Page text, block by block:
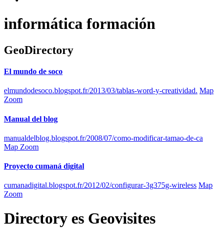
informática formación
GeoDirectory
El mundo de soco
elmundodesoco.blogspot.fr/2013/03/tablas-word-y-creatividad. Map
Zoom
Manual del blog
manualdelblog.blogspot.fr/2008/07/como-modificar-tamao-de-ca
Map Zoom
Proyecto cumaná digital
cumanadigital.blogspot.fr/2012/02/configurar-3g375g-wireless Map
Zoom
Directory es Geovisites